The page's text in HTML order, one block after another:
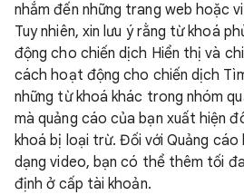
nhắm đến những trang web hoặc
Tuy nhiên, xin lưu ý rằng từ khoá
động cho chiến dịch Hiển thị và
cách hoạt động cho chiến dịch
những từ khoá khác trong nhóm
mà quảng cáo của bạn xuất hiện
khoá bị loại trừ. Đối với Quảng cáo
dạng video, bạn có thể thêm tối
định ở cấp tài khoản.